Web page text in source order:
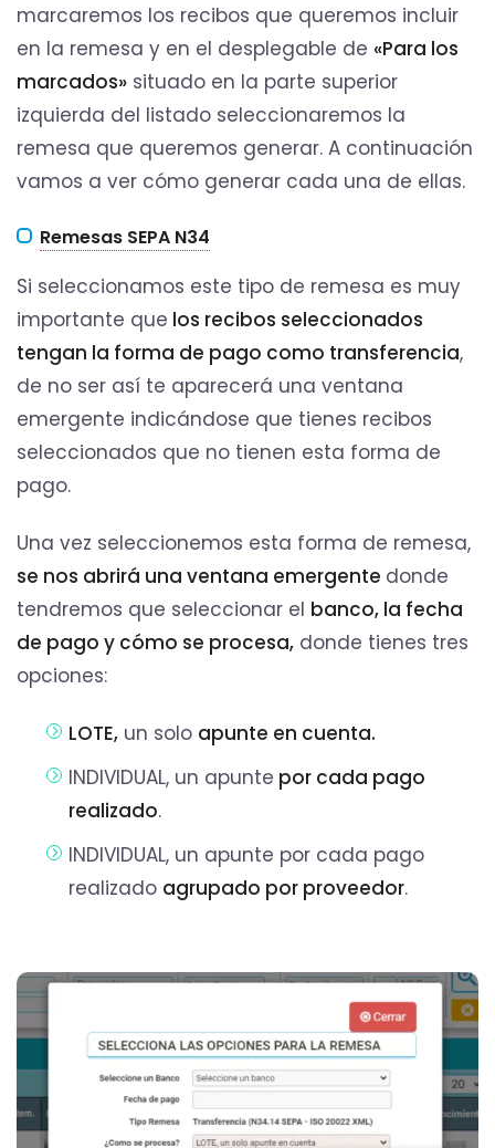
marcaremos los recibos que queremos incluir
en la remesa y en el desplegable de «Para los
marcados» situado en la parte superior
izquierda del listado seleccionaremos la
remesa que queremos generar. A continuación
vamos a ver cómo generar cada una de ellas.
Remesas SEPA N34
Si seleccionamos este tipo de remesa es muy
importante que los recibos seleccionados
tengan la forma de pago como transferencia,
de no ser así te aparecerá una ventana
emergente indicándose que tienes recibos
seleccionados que no tienen esta forma de
pago.
Una vez seleccionemos esta forma de remesa,
se nos abrirá una ventana emergente donde
tendremos que seleccionar el banco, la fecha
de pago y cómo se procesa, donde tienes tres
opciones:
LOTE, un solo apunte en cuenta.
INDIVIDUAL, un apunte por cada pago
realizado.
INDIVIDUAL, un apunte por cada pago
realizado agrupado por proveedor.